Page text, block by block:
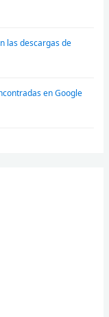
las descargas de
en Google